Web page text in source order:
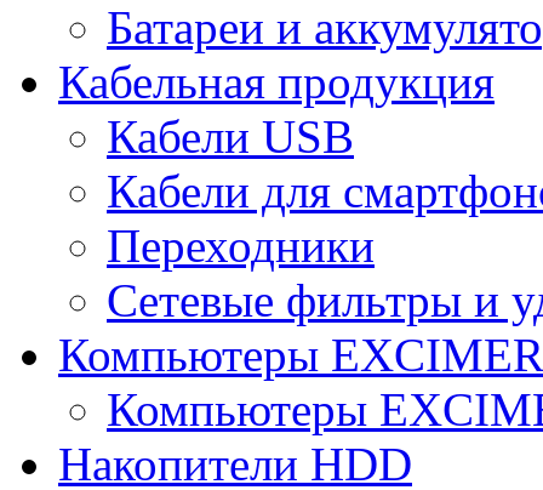
Батареи и
Кабельная продукция
Кабели USB
Кабели для
Переходники
Сетевые фильтры и
Компьютеры
Компьютеры
Накопители HDD